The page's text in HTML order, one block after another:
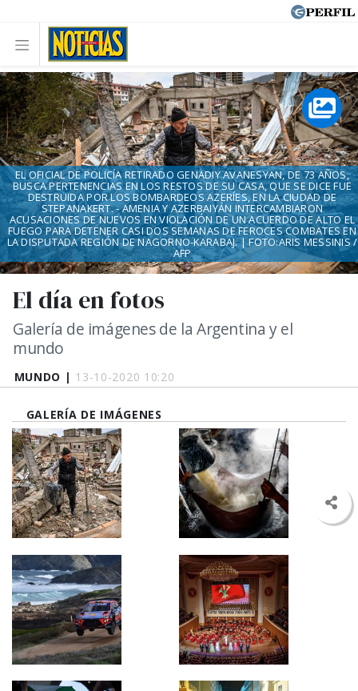
MUNDO | 13-10-2020 10:20
El día en fotos
Galería de imágenes de la Argentina y el
mundo
EL OFICIAL DE POLICÍA RETIRADO GENADIY AVANESYAN, DE 73 AÑOS,
BUSCA PERTENENCIAS EN LOS RESTOS DE SU CASA, QUE SE DICE FUE
DESTRUIDA POR LOS BOMBARDEOS AZERÍES, EN LA CIUDAD DE
STEPANAKERT. - AMENIA Y AZERBAIYÁN INTERCAMBIARON
ACUSACIONES DE NUEVOS EN VIOLACIÓN DE UN ACUERDO DE ALTO EL
FUEGO PARA DETENER CASI DOS SEMANAS DE FEROCES COMBATES EN
LA DISPUTADA REGIÓN DE NAGORNO-KARABAJ. | FOTO:ARIS MESSINIS /
AFP
GALERÍA DE IMÁGENES